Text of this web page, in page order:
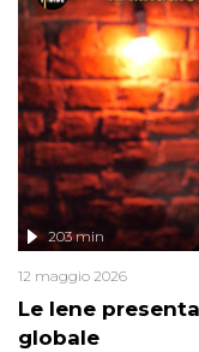
Le Iene
globale
203 min
12 maggio 2026